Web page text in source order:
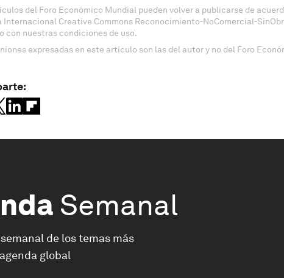
del Foro Económico Mundial pueden volver a publicarse de
Internacional Creative Commons Reconocimiento-NoComercial-
con nuestras condiciones de uso.
expresadas en este artículo son las del autor y no del Foro
Semanal
de los temas más
global